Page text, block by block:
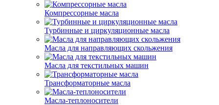
Компрессорные масла
Турбинные и циркуляционные масла
Масла для направляющих скольжения
Масла для текстильных машин
Трансформаторные масла
Масла-теплоносители